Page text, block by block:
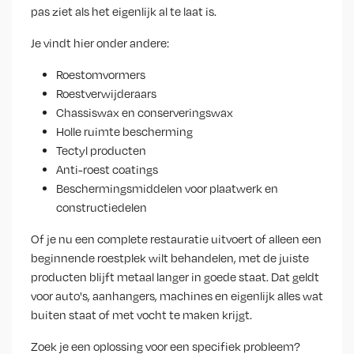
pas ziet als het eigenlijk al te laat is.
Je vindt hier onder andere:
Roestomvormers
Roestverwijderaars
Chassiswax en conserveringswax
Holle ruimte bescherming
Tectyl producten
Anti-roest coatings
Beschermingsmiddelen voor plaatwerk en
constructiedelen
Of je nu een complete restauratie uitvoert of alleen een
beginnende roestplek wilt behandelen, met de juiste
producten blijft metaal langer in goede staat. Dat geldt
voor auto's, aanhangers, machines en eigenlijk alles wat
buiten staat of met vocht te maken krijgt.
Zoek je een oplossing voor een specifiek probleem?